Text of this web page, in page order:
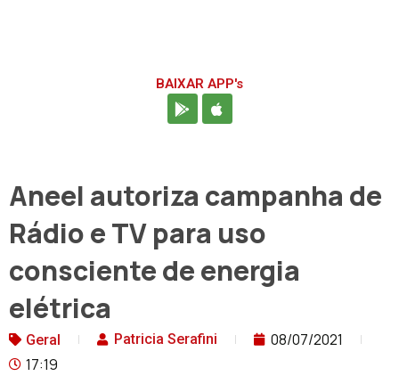
BAIXAR APP's
Aneel autoriza campanha de
Rádio e TV para uso
consciente de energia
elétrica
Geral Patricia Serafini
08/07/2021
17:19